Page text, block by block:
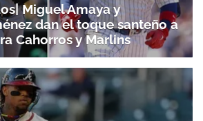
Miguel Amaya y
dan el toque santeño a
Cahorros y Marlins